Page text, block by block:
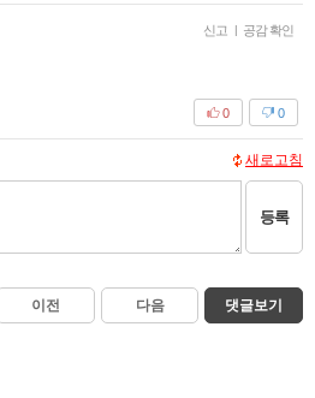
신고 | 공감 확인
0
0
새로고침
등록
이전 다음 댓글보기